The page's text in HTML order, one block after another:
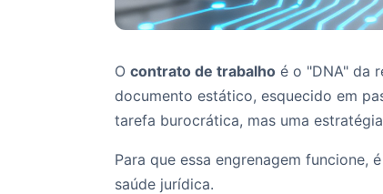
O contrato de trabalho é o "DNA" da
documento estático, esquecido em
tarefa burocrática, mas uma
Para que essa engrenagem funcione,
saúde jurídica.